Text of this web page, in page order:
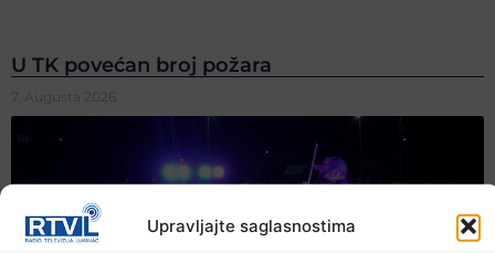
Upravljajte saglasnostima
U TK povećan broj požara
7. Augusta 2026.